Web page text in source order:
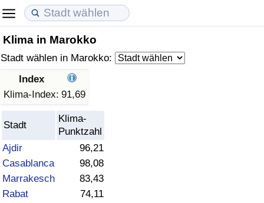
Klima in Marokko
Stadt wählen in Marokko:
Index
Klima-Index: 91,69
Stadt
Klima-
Punktzahl
Ajdir
96,21
Casablanca
98,08
Marrakesch
83,43
Rabat
74,11
Lebenshaltungskosten
Lebenshaltungskosten-Index (aktuell)
Lebenshaltungskosten-Index
Lebenshaltungskosten-Index nach Land
in Akaba
Immobilienpreise
Immobilienpreis-Index (aktuell)
Immobilienpreis-Index
Immobilienpreis-Index nach Land
Lebensqualität
Lebensqualität-Index
Lebensqualität-Index (aktuell)
Lebensqualitätsindex nach Land
Kriminalität
Kriminalitäts-Index (aktuell)